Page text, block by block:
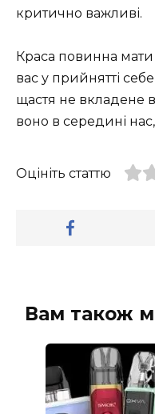
критично важливі.
Краса повинна
вас у прийнятті
щастя не вкладене
воно в середині
Оцініть статтю
Вам також